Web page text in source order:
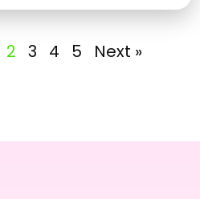
2 3 4 5 Next »